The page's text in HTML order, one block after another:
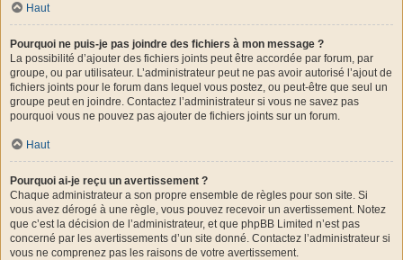
Haut
Pourquoi ne puis-je pas joindre des fichiers à mon message ?
La possibilité d’ajouter des fichiers joints peut être accordée par forum, par
groupe, ou par utilisateur. L’administrateur peut ne pas avoir autorisé l’ajout de
fichiers joints pour le forum dans lequel vous postez, ou peut-être que seul un
groupe peut en joindre. Contactez l’administrateur si vous ne savez pas
pourquoi vous ne pouvez pas ajouter de fichiers joints sur un forum.
Haut
Pourquoi ai-je reçu un avertissement ?
Chaque administrateur a son propre ensemble de règles pour son site. Si
vous avez dérogé à une règle, vous pouvez recevoir un avertissement. Notez
que c’est la décision de l’administrateur, et que phpBB Limited n’est pas
concerné par les avertissements d’un site donné. Contactez l’administrateur si
vous ne comprenez pas les raisons de votre avertissement.